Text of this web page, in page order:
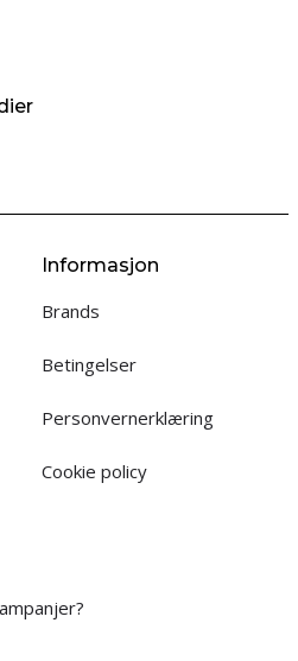
Informasjon
Brands
Betingelser
Personvernerklæring
Cookie policy